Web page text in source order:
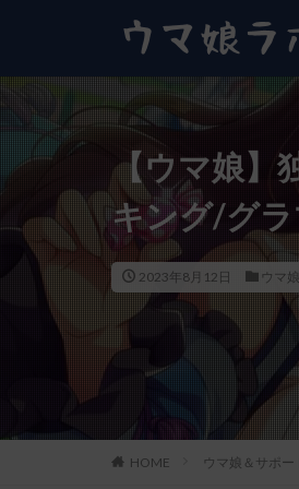
【ウマ娘】
キング/グ
2023年8月12日 ウマ
HOME ウマ娘＆サポー